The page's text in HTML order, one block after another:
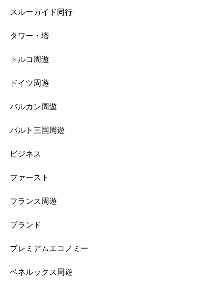
スルーガイド同行
タワー・塔
トルコ周遊
ドイツ周遊
バルカン周遊
バルト三国周遊
ビジネス
ファースト
フランス周遊
ブランド
プレミアムエコノミー
ベネルックス周遊